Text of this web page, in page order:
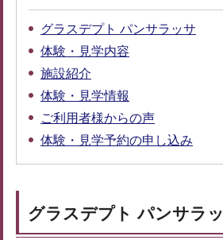
グラスデプト パンサラッサ
体験・見学内容
施設紹介
体験・見学情報
ご利用者様からの声
体験・見学予約の申し込み
グラスデプト パンサラ